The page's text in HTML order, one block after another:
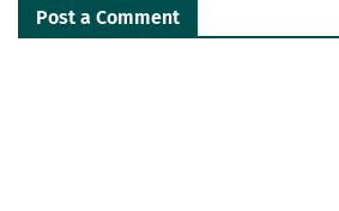
Post a Comment